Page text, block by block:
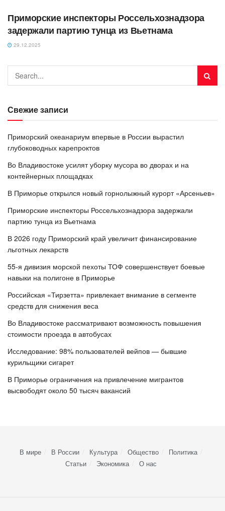
Приморские инспекторы Россельхознадзора
задержали партию тунца из Вьетнама
29.12.2025
Свежие записи
Приморский океанариум впервые в России вырастил
глубоководных карепроктов
Во Владивостоке усилят уборку мусора во дворах и на
контейнерных площадках
В Приморье открылся новый горнолыжный курорт «Арсеньев»
Приморские инспекторы Россельхознадзора задержали
партию тунца из Вьетнама
В 2026 году Приморский край увеличит финансирование
льготных лекарств
55-я дивизия морской пехоты ТОФ совершенствует боевые
навыки на полигоне в Приморье
Российская «Тирзетта» привлекает внимание в сегменте
средств для снижения веса
Во Владивостоке рассматривают возможность повышения
стоимости проезда в автобусах
Исследование: 98% пользователей вейпов — бывшие
курильщики сигарет
В Приморье ограничения на привлечение мигрантов
высвободят около 50 тысяч вакансий
В мире В России Культура Общество
Политика
Статьи
Экономика О нас